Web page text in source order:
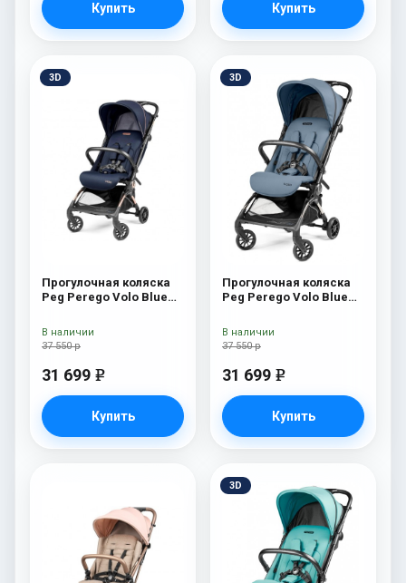
Купить Купить
3D
Прогулочная коляска
Peg Perego Volo Blue
37 550 р
31 699 e
Купить
В наличии
3D
Прогулочная коляска
Peg Perego Volo Blue
37 550 р
31 699 e
Купить
В наличии
3D